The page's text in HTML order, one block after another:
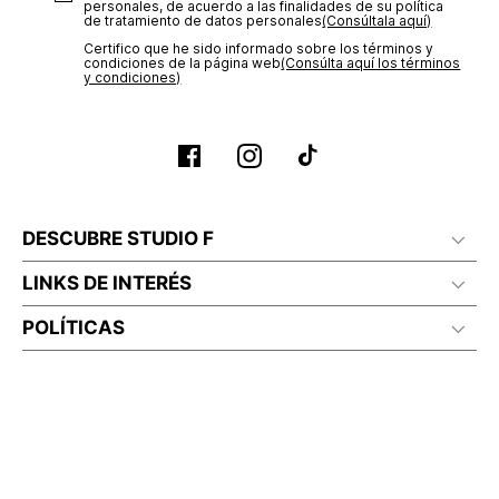
personales, de acuerdo a las finalidades de su política
de tratamiento de datos personales‎(Consúltala aquí)
Certifico que he sido informado sobre los términos y
condiciones de la página web‎(Consúlta aquí los términos
y condiciones)
DESCUBRE STUDIO F
LINKS DE INTERÉS
POLÍTICAS